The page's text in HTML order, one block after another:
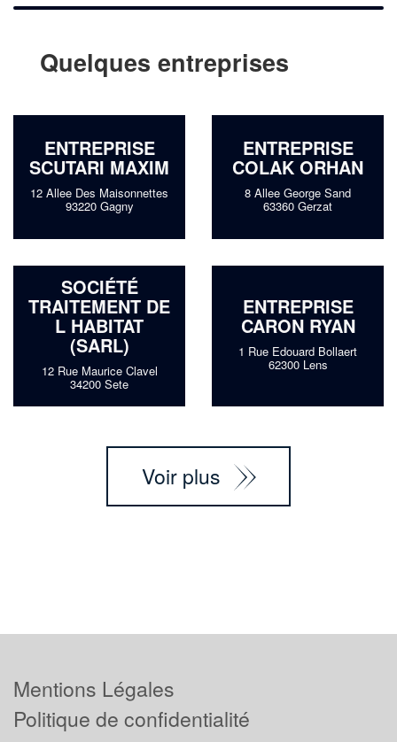
Quelques entreprises
ENTREPRISE
SCUTARI MAXIM
12 Allee Des Maisonnettes
93220 Gagny
ENTREPRISE
COLAK ORHAN
8 Allee George Sand
63360 Gerzat
SOCIÉTÉ
TRAITEMENT DE
L HABITAT
(SARL)
12 Rue Maurice Clavel
34200 Sete
ENTREPRISE
CARON RYAN
1 Rue Edouard Bollaert
62300 Lens
Voir plus
Mentions Légales
Politique de confidentialité